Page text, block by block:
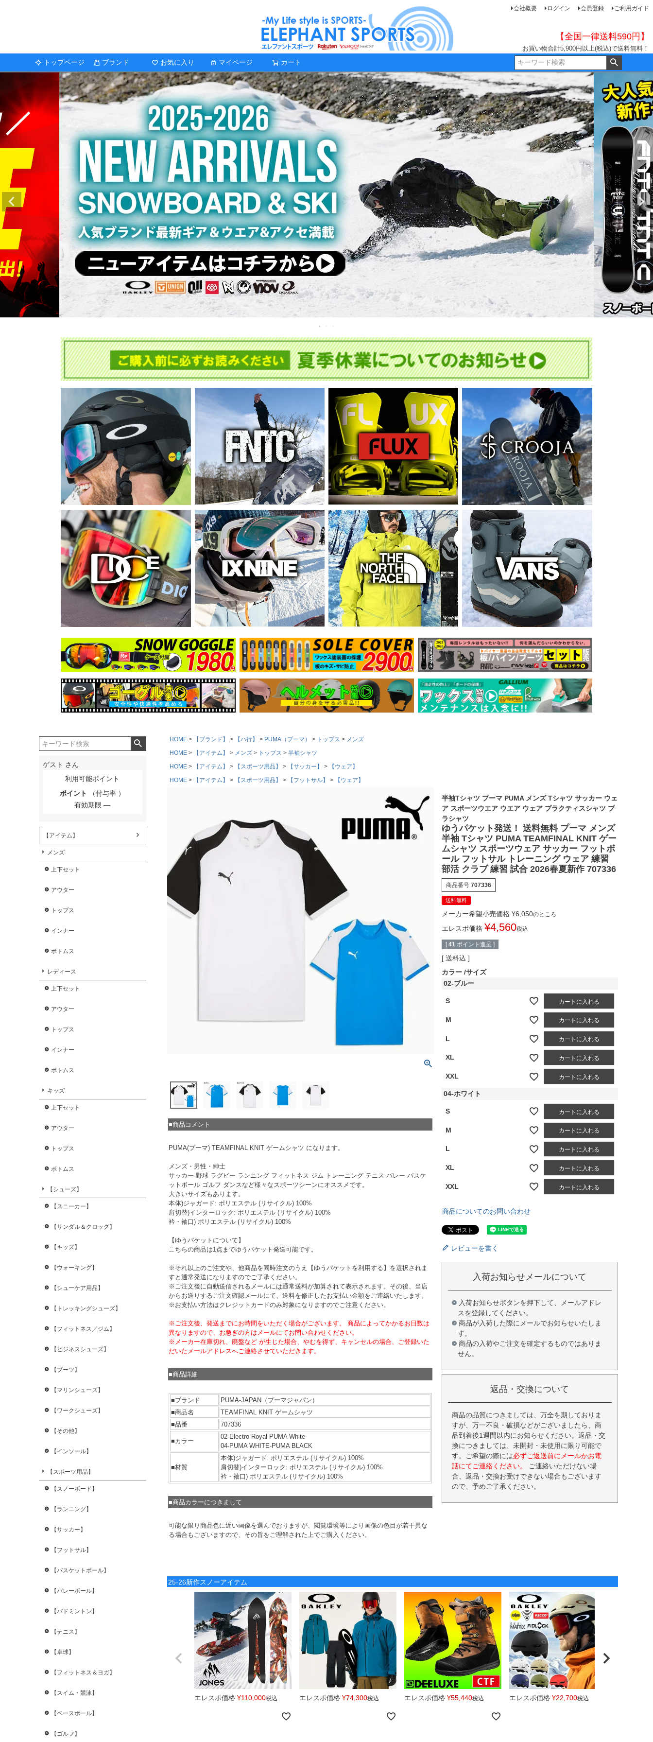
会社概要 ログイン 会員登録 ご利用ガイド
【全国一律送料590円】
お買い物合計5,900円以上(税込)で送料無料！
トップページ ブランド お気に入り マイページ カート
ゲスト さん
利用可能ポイント
ポイント
（付与率 ）
有効期限
【アイテム】
メンズ
上下セット
アウター
トップス
インナー
ボトムス
レディース
上下セット
アウター
トップス
インナー
ボトムス
キッズ
上下セット
アウター
トップス
ボトムス
【シューズ】
【スニーカー】
【サンダル＆クロッグ】
【キッズ】
【ウォーキング】
【シューケア用品】
【トレッキングシューズ】
【フィットネス／ジム】
【ビジネスシューズ】
【ブーツ】
【マリンシューズ】
【ワークシューズ】
【その他】
【インソール】
【スポーツ用品】
【スノーボード】
【ランニング】
【サッカー】
【フットサル】
【バスケットボール】
【バレーボール】
【バドミントン】
【テニス】
【卓球】
【フィットネス＆ヨガ】
【スイム・競泳】
【ベースボール】
【ゴルフ】
HOME 【ブランド】 【ハ行】 PUMA（プーマ） トップス
メンズ
HOME
【アイテム】 メンズ トップス
半袖シャツ
HOME
【アイテム】 【スポーツ用品】 【サッカー】
【ウェア】
HOME
【アイテム】 【スポーツ用品】 【フットサル】 【ウェア】
■商品コメント
PUMA(プーマ) TEAMFINAL KNIT ゲームシャツ になります。
メンズ・男性・紳士
サッカー 野球 ラグビー ランニング フィットネス ジム トレーニング テニス バレー バスケ
ットボール ゴルフ ダンスなど様々なスポーツシーンにオススメです。
大きいサイズもあります。
本体)ジャガード: ポリエステル (リサイクル) 100%
肩切替)インターロック: ポリエステル (リサイクル) 100%
衿・袖口) ポリエステル (リサイクル) 100%
【ゆうパケットについて】
こちらの商品は1点までゆうパケット発送可能です。
※それ以上のご注文や、他商品を同時注文のうえ【ゆうパケットを利用する】を選択されま
すと通常発送になりますのでご了承ください。
※ご注文後に自動送信されるメールには通常送料が加算されて表示されます。その後、当店
からお送りするご注文確認メールにて、送料を修正したお支払い金額をご連絡いたします。
※お支払い方法はクレジットカードのみ対象になりますのでご注意ください。
※ご注文後、発送までにお時間をいただく場合がございます。 商品によってかかるお日数は
異なりますので、お急ぎの方はメールにてお問い合わせください。
※メーカー在庫切れ、廃盤など が生じた場合、やむを得ず、キャンセルの場合、ご登録いた
だいたメールアドレスへご連絡させていただきます。
■商品詳細
■ブランド
PUMA-JAPAN（プーマジャパン）
■商品名
TEAMFINAL KNIT ゲームシャツ
■品番
707336
■カラー
02-Electro Royal-PUMA White
04-PUMA WHITE-PUMA BLACK
■材質
本体)ジャガード: ポリエステル (リサイクル) 100%
肩切替)インターロック: ポリエステル (リサイクル) 100%
衿・袖口) ポリエステル (リサイクル) 100%
■商品カラーにつきまして
可能な限り商品色に近い画像を選んでおりますが、閲覧環境等により画像の色目が若干異な
る場合もございますので、その旨をご理解された上でご購入ください。
半袖Tシャツ プーマ PUMA メンズ Tシャツ サッカー ウェ
ア スポーツウエア ウエア ウェア プラクティスシャツ プ
ラシャツ
ゆうパケット発送！ 送料無料 プーマ メンズ
半袖 Tシャツ PUMA TEAMFINAL KNIT ゲー
ムシャツ スポーツウェア サッカー フットボ
ール フットサル トレーニング ウェア 練習
部活 クラブ 練習 試合 2026春夏新作 707336
商品番号 707336
送料無料
メーカー希望小売価格 ¥6,050のところ
エレスポ価格 ¥4,560税込
[ 41 ポイント進呈 ]
送料込
カラー サイズ
02-ブルー
S カートに入れる
M カートに入れる
L カートに入れる
XL カートに入れる
XXL カートに入れる
04-ホワイト
S カートに入れる
M カートに入れる
L カートに入れる
XL カートに入れる
XXL カートに入れる
商品についてのお問い合わせ
レビューを書く
入荷お知らせメールについて
入荷お知らせボタンを押下して、メールアドレ
スを登録してください。
商品が入荷した際にメールでお知らせいたしま
す。
商品の入荷やご注文を確定するものではありま
せん。
返品・交換について
商品の品質につきましては、万全を期しておりま
すが、万一不良・破損などがございましたら、商
品到着後1週間以内にお知らせください。返品・交
換につきましては、未開封・未使用に限り可能で
す。ご希望の際には必ずご返送前にメールかお電
話にてご連絡ください。
ご連絡いただけない場
合、返品・交換お受けできない場合もございます
ので、予めご了承ください。
25-26新作スノーアイテム
エレスポ価格 ¥110,000税込 エレスポ価格 ¥74,300税込 エレスポ価格 ¥55,440税込 エレスポ価格 ¥22,700税込